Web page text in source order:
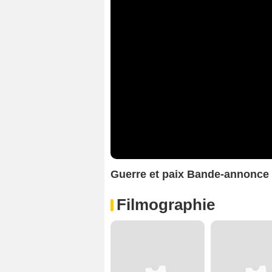
Guerre et paix Bande-annonce
Filmographie